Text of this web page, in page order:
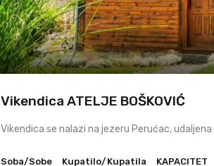
Vikendica ATELJE BOŠKOVIĆ
Vikendica se nalazi na jezeru Perućac,
Soba/Sobe Kupatilo/Kupatila KAPACITET